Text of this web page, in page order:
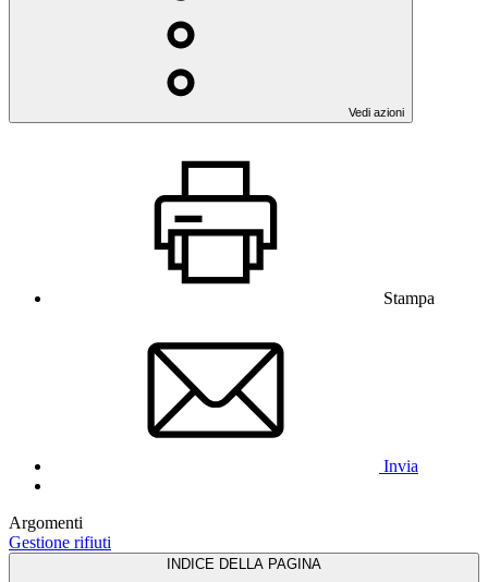
Vedi azioni
Stampa
Invia
Argomenti
Gestione rifiuti
INDICE DELLA PAGINA